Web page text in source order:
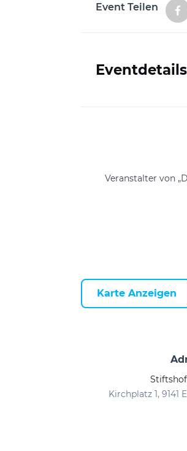
Event Teilen
Eventdetails
Veranstalter von
Karte Anzeigen
Kirchplatz 1, 9141